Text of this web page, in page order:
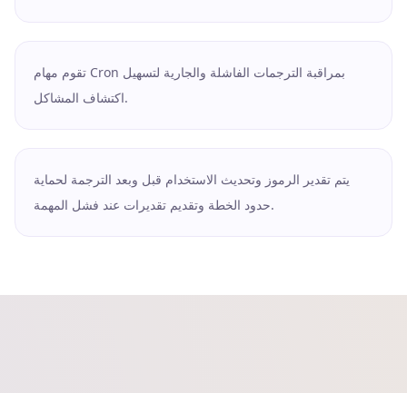
تقوم مهام Cron بمراقبة الترجمات الفاشلة والجارية لتسهيل
اكتشاف المشاكل.
يتم تقدير الرموز وتحديث الاستخدام قبل وبعد الترجمة لحماية
حدود الخطة وتقديم تقديرات عند فشل المهمة.